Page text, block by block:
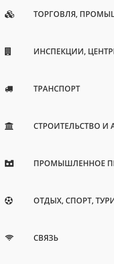
ТОРГОВЛЯ,
ИНСПЕКЦИИ,
ТРАНСПОРТ
СТРОИТЕЛЬСТВО И
ПРОМЫШЛЕННОЕ
ОТДЫХ, СПОРТ,
СВЯЗЬ